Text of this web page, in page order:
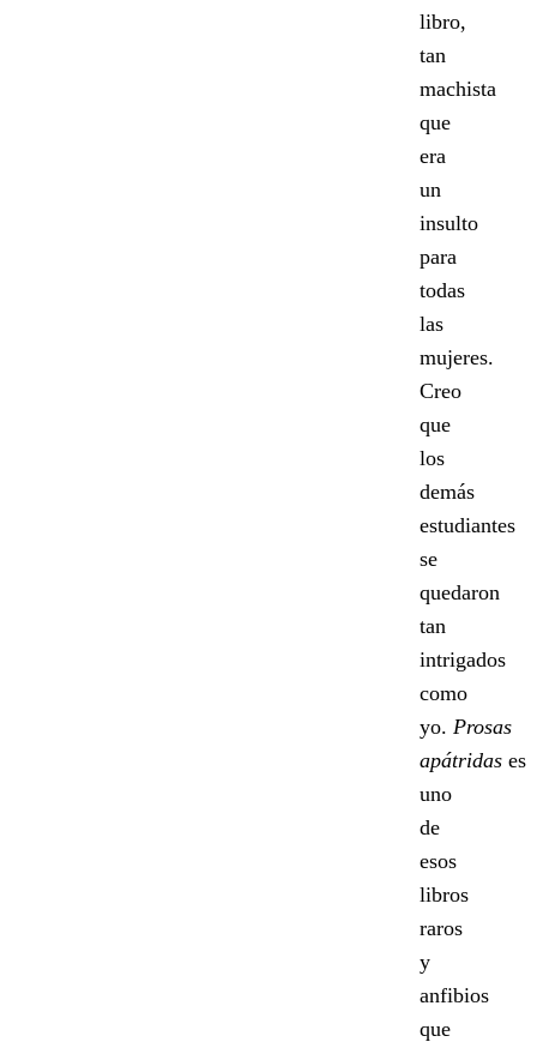
libro,
tan
machista
que
era
un
insulto
para
todas
las
mujeres.
Creo
que
los
demás
estudiantes
se
quedaron
tan
intrigados
como
yo. Prosas
apátridas es
uno
de
esos
libros
raros
y
anfibios
que